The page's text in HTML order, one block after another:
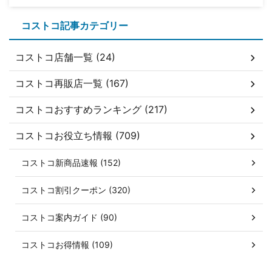
コストコ記事カテゴリー
コストコ店舗一覧 (24)
コストコ再販店一覧 (167)
コストコおすすめランキング (217)
コストコお役立ち情報 (709)
コストコ新商品速報 (152)
コストコ割引クーポン (320)
コストコ案内ガイド (90)
コストコお得情報 (109)